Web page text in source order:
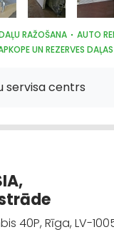
RAŽOŠANA
AUTO
UN REZERVES DAĻAS
TIRDZNIECĪBA
VAIRUMTIRDZNIECĪBA
TEHNIKAS UN
servisa centrs
40P, Rīga, LV-